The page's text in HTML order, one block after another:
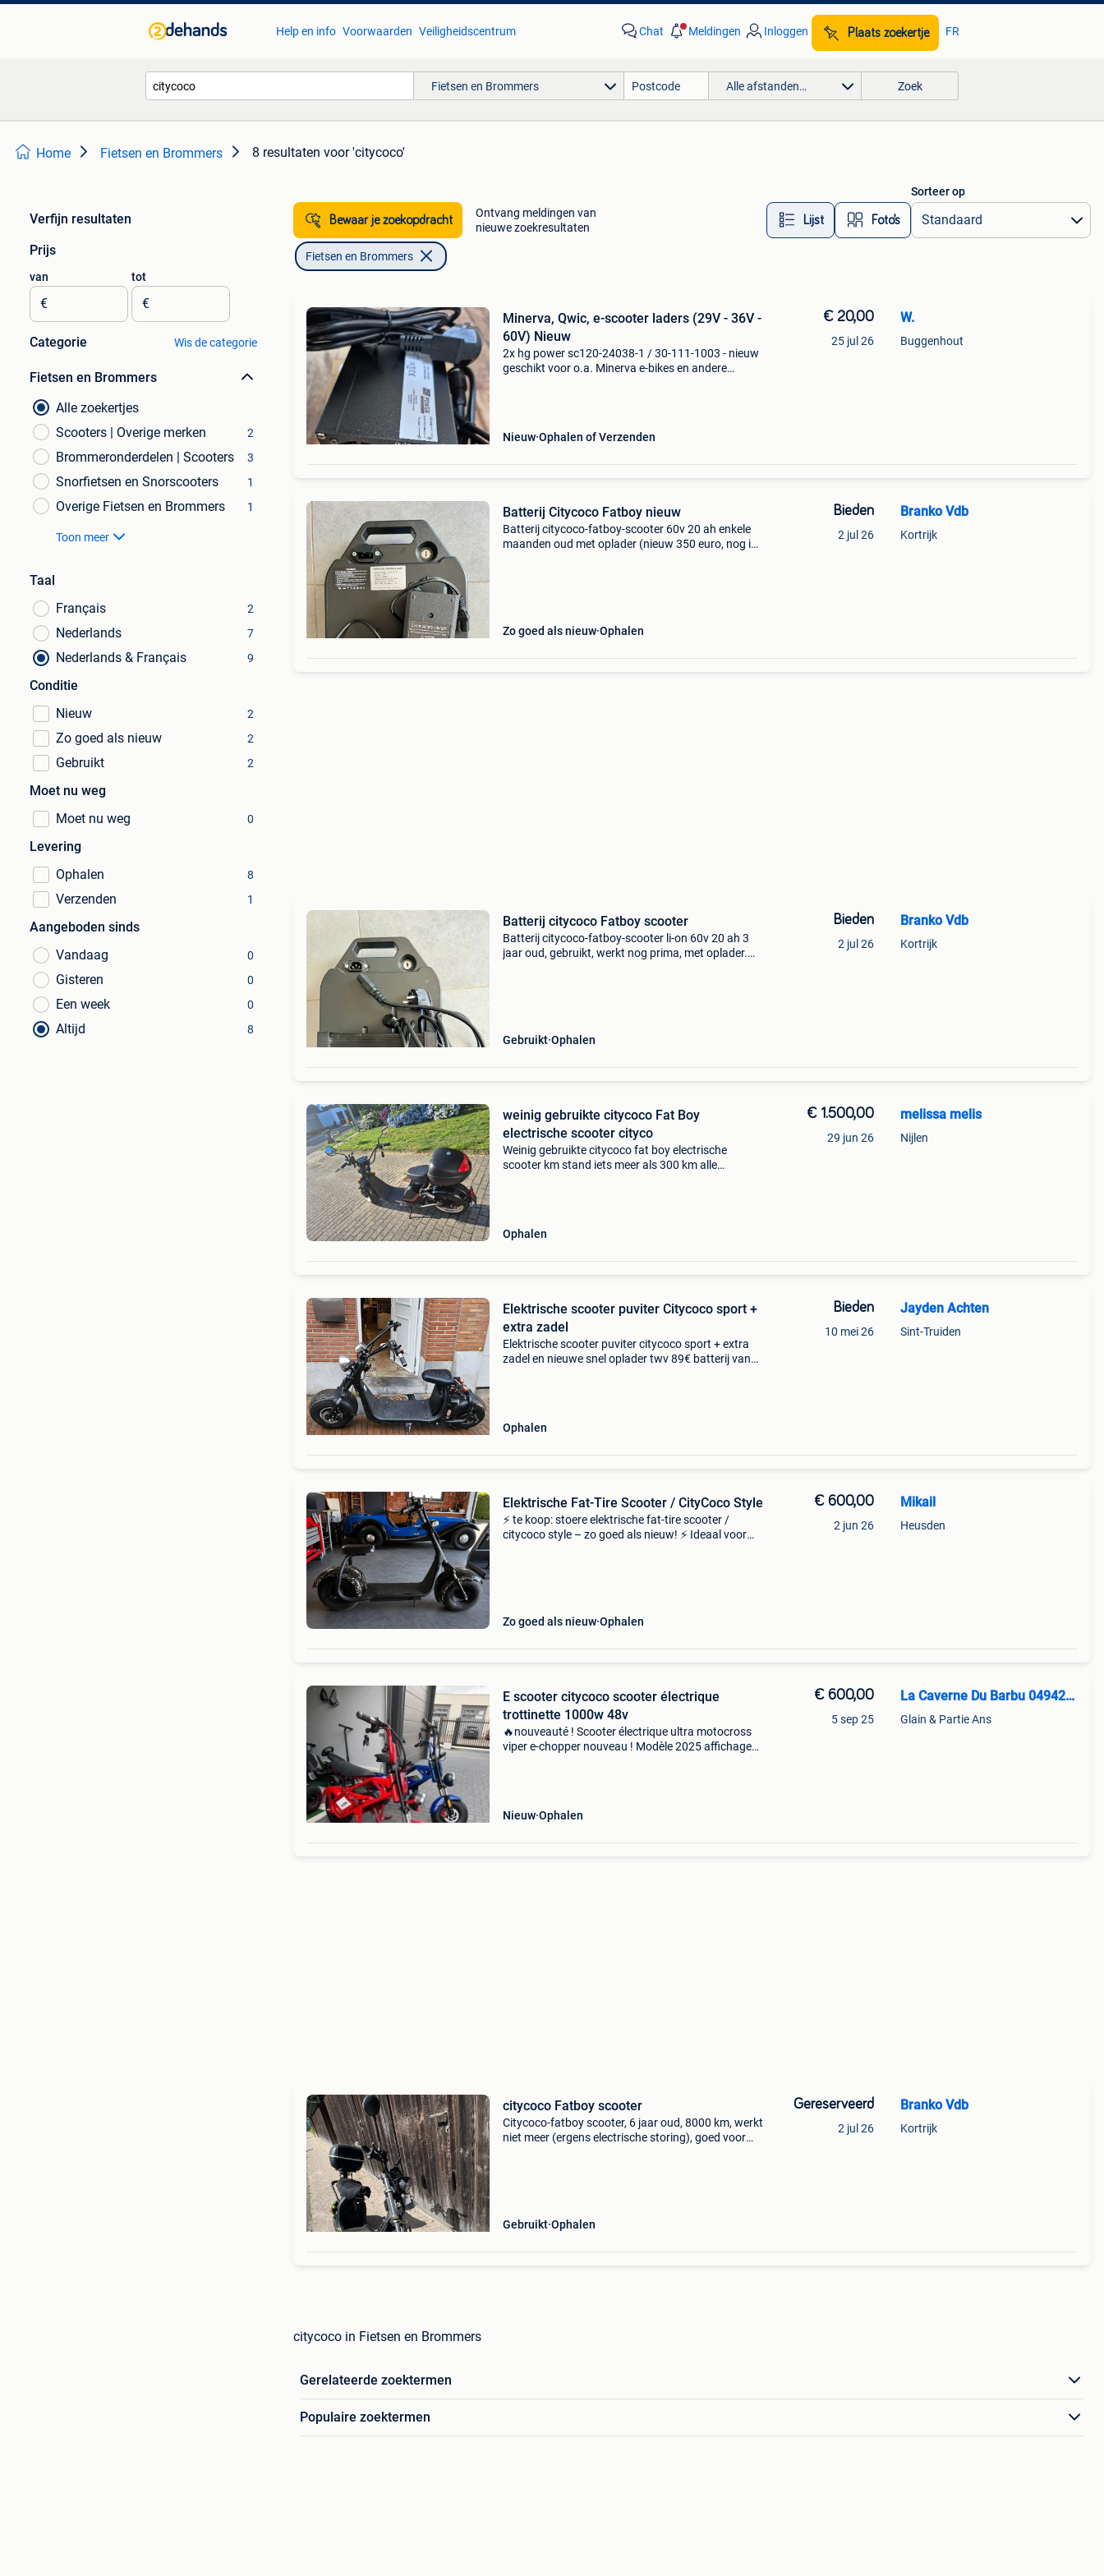
Help en info Voorwaarden Veiligheidscentrum Chat Meldingen Inloggen Plaats zoekertje FR
Fietsen en Brommers Alle afstanden… Zoek
Home Fietsen en Brommers 8 resultaten voor 'citycoco'
Verfijn resultaten
Prijs
van
€
tot
€
Categorie Wis de categorie
Fietsen en Brommers
Alle zoekertjes
Scooters | Overige merken
2
Brommeronderdelen | Scooters 3
Snorfietsen en Snorscooters 1
Overige Fietsen en Brommers 1
Toon meer
Taal
Français
2
Nederlands 7
Nederlands & Français 9
Conditie
Nieuw
2
Zo goed als nieuw 2
Gebruikt 2
Moet nu weg
Moet nu weg
0
Levering
Ophalen
8
Verzenden 1
Aangeboden sinds
Vandaag
0
Gisteren 0
Een week 0
Altijd 8
Bewaar je zoekopdracht
Ontvang meldingen van
nieuwe zoekresultaten
Lijst Foto’s
Sorteer op
Fietsen en Brommers
Minerva, Qwic, e-scooter laders (29V - 36V -
60V) Nieuw
2x hg power sc120-24038-1 / 30-111-1003 - nieuw
geschikt voor o.a. Minerva e-bikes en andere
Nieuw Ophalen of Verzenden
€ 20,00
25 jul 26
W.
Buggenhout
Batterij Citycoco Fatboy nieuw
Batterij citycoco-fatboy-scooter 60v 20 ah enkele
maanden oud met oplader (nieuw 350 euro, nog in
Zo goed als nieuw Ophalen
Bieden
2 jul 26
Branko Vdb
Kortrijk
Batterij citycoco Fatboy scooter
Batterij citycoco-fatboy-scooter li-on 60v 20 ah 3
jaar oud, gebruikt, werkt nog prima, met oplader.
Gebruikt Ophalen
Bieden
2 jul 26
Branko Vdb
Kortrijk
weinig gebruikte citycoco Fat Boy
electrische scooter cityco
Weinig gebruikte citycoco fat boy electrische
scooter km stand iets meer als 300 km alle
Ophalen
€ 1.500,00
29 jun 26
melissa melis
Nijlen
Elektrische scooter puviter Citycoco sport +
extra zadel
Elektrische scooter puviter citycoco sport + extra
zadel en nieuwe snel oplader twv 89€ batterij van
Ophalen
Bieden
10 mei 26
Jayden Achten
Sint-Truiden
Elektrische Fat-Tire Scooter / CityCoco Style
⚡ te koop: stoere elektrische fat-tire scooter /
citycoco style – zo goed als nieuw! ⚡ Ideaal voor
Zo goed als nieuw Ophalen
€ 600,00
2 jun 26
Mikail
Heusden
E scooter citycoco scooter électrique
trottinette 1000w 48v
🔥nouveauté ! Scooter électrique ultra motocross
viper e-chopper nouveau ! Modèle 2025 affichage
Nieuw Ophalen
€ 600,00
5 sep 25
La Caverne Du Barbu 0494217352
Glain & Partie Ans
citycoco Fatboy scooter
Citycoco-fatboy scooter, 6 jaar oud, 8000 km, werkt
niet meer (ergens electrische storing), goed voor
Gebruikt Ophalen
Gereserveerd
2 jul 26
Branko Vdb
Kortrijk
citycoco in Fietsen en Brommers
Gerelateerde zoektermen
Populaire zoektermen